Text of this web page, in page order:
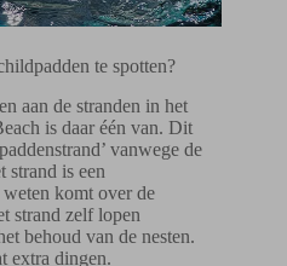
te spotten?
aan de stranden in het
is daar één van. Dit
vanwege de
strand is een
komt over de
strand zelf lopen
behoud van de nesten.
extra dingen.